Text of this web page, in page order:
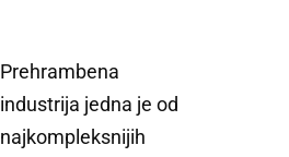
Prehrambena
industrija jedna je od
najkompleksnijih